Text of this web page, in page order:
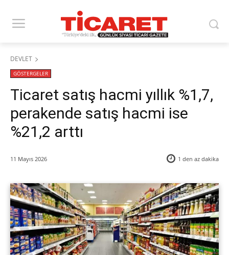
DEVLET
GÖSTERGELER
Ticaret satış hacmi yıllık %1,7,
perakende satış hacmi ise
%21,2 arttı
11 Mayıs 2026 1 den az dakika